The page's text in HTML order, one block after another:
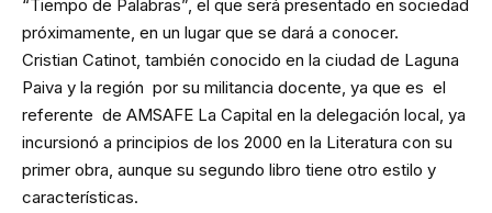
“Tiempo de Palabras”, el que será presentado en sociedad
próximamente, en un lugar que se dará a conocer.
Cristian Catinot, también conocido en la ciudad de Laguna
Paiva y la región por su militancia docente, ya que es el
referente de AMSAFE La Capital en la delegación local, ya
incursionó a principios de los 2000 en la Literatura con su
primer obra, aunque su segundo libro tiene otro estilo y
características.